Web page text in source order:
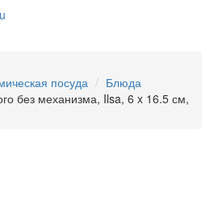
посуда
Блюда
без механизма, Ilsa, 6 x 16.5 см,